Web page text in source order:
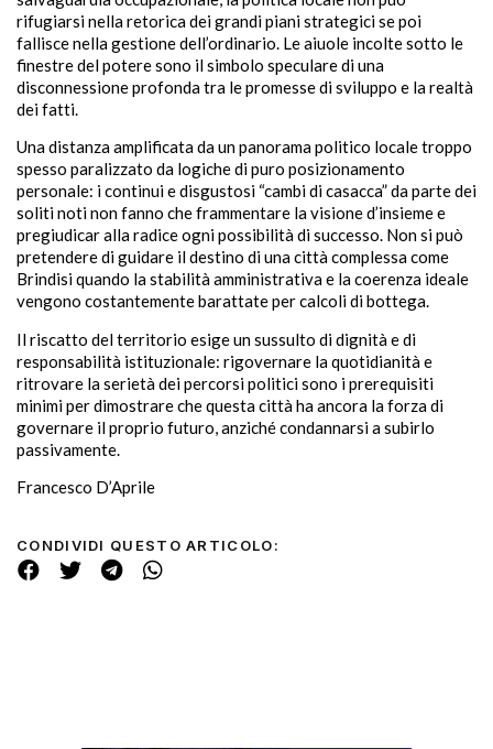
rifugiarsi nella retorica dei grandi piani strategici se poi
fallisce nella gestione dell’ordinario. Le aiuole incolte sotto le
finestre del potere sono il simbolo speculare di una
disconnessione profonda tra le promesse di sviluppo e la realtà
dei fatti.
Una distanza amplificata da un panorama politico locale troppo
spesso paralizzato da logiche di puro posizionamento
personale: i continui e disgustosi “cambi di casacca” da parte dei
soliti noti non fanno che frammentare la visione d’insieme e
pregiudicar alla radice ogni possibilità di successo. Non si può
pretendere di guidare il destino di una città complessa come
Brindisi quando la stabilità amministrativa e la coerenza ideale
vengono costantemente barattate per calcoli di bottega.
Il riscatto del territorio esige un sussulto di dignità e di
responsabilità istituzionale: rigovernare la quotidianità e
ritrovare la serietà dei percorsi politici sono i prerequisiti
minimi per dimostrare che questa città ha ancora la forza di
governare il proprio futuro, anziché condannarsi a subirlo
passivamente.
Francesco D’Aprile
CONDIVIDI QUESTO ARTICOLO: